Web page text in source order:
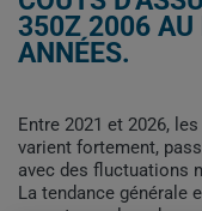
350Z 2006 AU
ANNÉES.
Entre 2021 et 2026,
varient fortement,
avec des fluctuations
La tendance générale